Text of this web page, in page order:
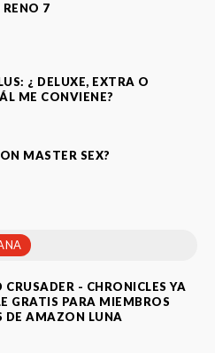
7
¿ DELUXE, EXTRA O
ME CONVIENE?
MASTER SEX?
- CHRONICLES YA
GRATIS PARA MIEMBROS
DE AMAZON LUNA